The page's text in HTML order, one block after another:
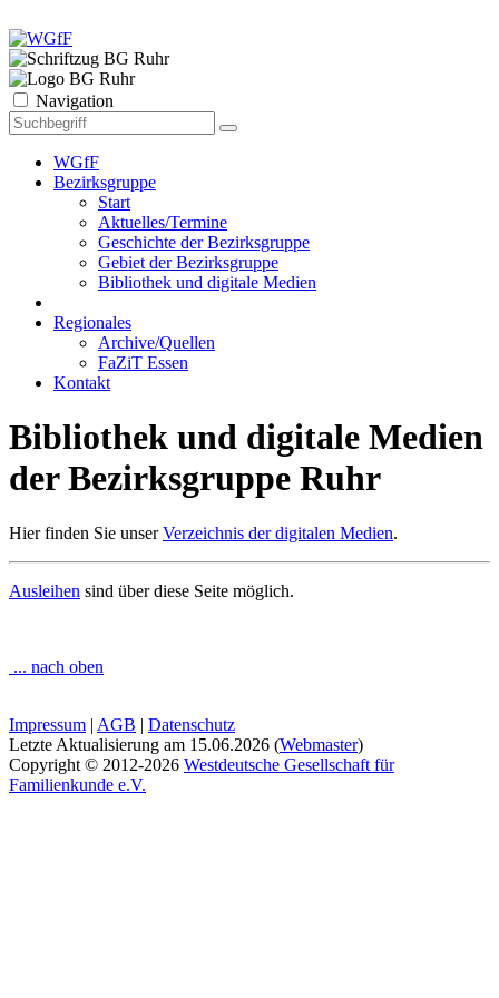
Navigation
WGfF
Bezirksgruppe
Start
Aktuelles/Termine
Geschichte der Bezirksgruppe
Gebiet der Bezirksgruppe
Bibliothek und digitale Medien
Regionales
Archive/Quellen
FaZiT Essen
Kontakt
Bibliothek und digitale Medien
der Bezirksgruppe Ruhr
Hier finden Sie unserVerzeichnis der digitalen Medien.
Ausleihen sind über diese Seite möglich.
... nach oben
Impressum | AGB | Datenschutz
Letzte Aktualisierung am 15.06.2026 (Webmaster)
Copyright © 2012-2026 Westdeutsche Gesellschaft für
Familienkunde e.V.